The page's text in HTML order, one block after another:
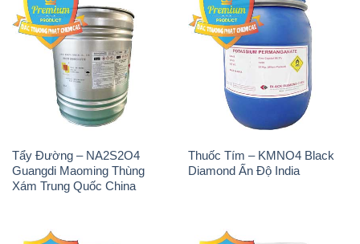
Tẩy Đường – NA2S2O4
Guangdi Maoming Thùng
Xám Trung Quốc China
Thuốc Tím – KMNO4 Black
Diamond Ấn Độ India